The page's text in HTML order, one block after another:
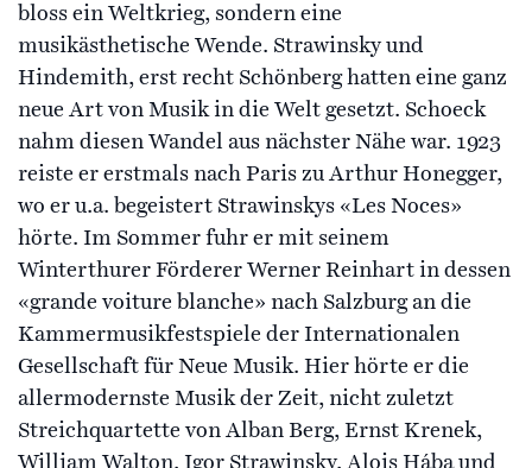
bloss ein Weltkrieg, sondern eine
musikästhetische Wende. Strawinsky und
Hindemith, erst recht Schönberg hatten eine ganz
neue Art von Musik in die Welt gesetzt. Schoeck
nahm diesen Wandel aus nächster Nähe war. 1923
reiste er erstmals nach Paris zu Arthur Honegger,
wo er u.a. begeistert Strawinskys «Les Noces»
hörte. Im Sommer fuhr er mit seinem
Winterthurer Förderer Werner Reinhart in dessen
«grande voiture blanche» nach Salzburg an die
Kammermusikfestspiele der Internationalen
Gesellschaft für Neue Musik. Hier hörte er die
allermodernste Musik der Zeit, nicht zuletzt
Streichquartette von Alban Berg, Ernst Krenek,
William Walton, Igor Strawinsky, Alois Hába und